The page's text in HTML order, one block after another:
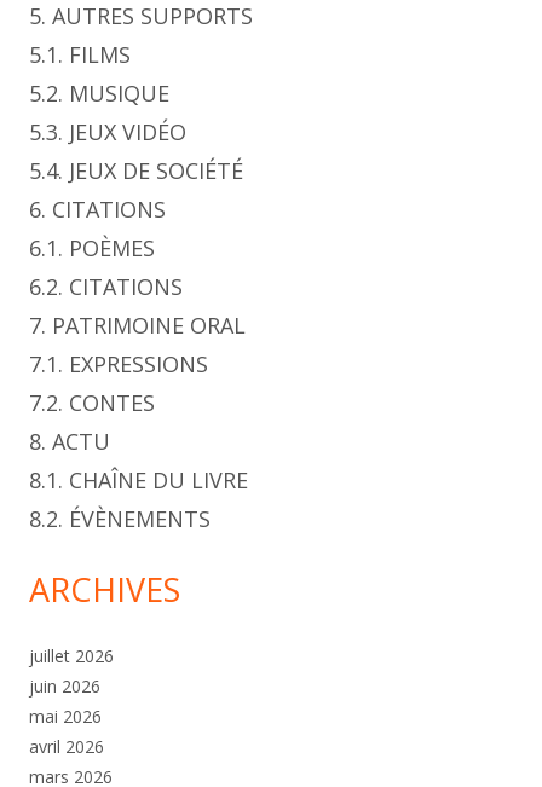
5. AUTRES SUPPORTS
5.1. FILMS
5.2. MUSIQUE
5.3. JEUX VIDÉO
5.4. JEUX DE SOCIÉTÉ
6. CITATIONS
6.1. POÈMES
6.2. CITATIONS
7. PATRIMOINE ORAL
7.1. EXPRESSIONS
7.2. CONTES
8. ACTU
8.1. CHAÎNE DU LIVRE
8.2. ÉVÈNEMENTS
ARCHIVES
juillet 2026
juin 2026
mai 2026
avril 2026
mars 2026